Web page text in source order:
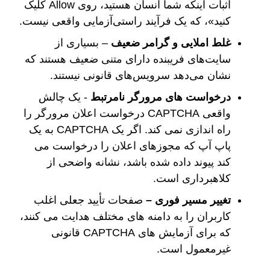
اثبات اینکه شما انسان هستید، روی Allow کلیک
کنید»، که یک فرآیند راستی‌آزمایی واقعی نیست.
غلط املایی و گرامر ضعیف – بسیاری از
سایت‌های فریبنده دارای متنی ضعیف هستند که
نشان می‌دهد سرویس‌های قانونی نیستند.
درخواست های مرورگر نامرتبط - یک چالش
واقعی CAPTCHA درخواست اعلان مرورگر را
راه اندازی نمی کند. اگر یک CAPTCHA به یک
پاپ آپ که مجوزهای اعلان را درخواست می
کند پیوند داده شده باشد، نشانه واضحی از
کلاهبرداری است.
تغییر مسیر فوری – صفحات تأیید جعلی اغلب
کاربران را به دامنه های مختلف هدایت می کنند،
که برای آزمایش های CAPTCHA قانونی
غیرمعمول است.